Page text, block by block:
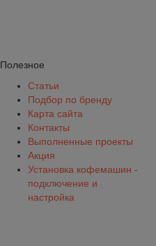
Полезное
Статьи
Подбор по бренду
Карта сайта
Контакты
Выполненные проекты
Акция
Установка кофемашин -
подключение и
настройка